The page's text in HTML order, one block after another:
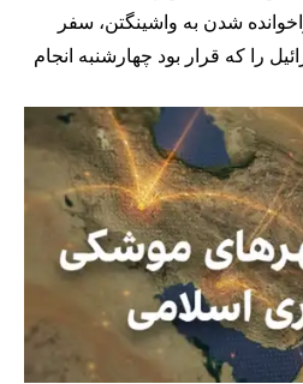
شدن به واشینگتن، سفر
را که قرار بود چهارشنبه انجام